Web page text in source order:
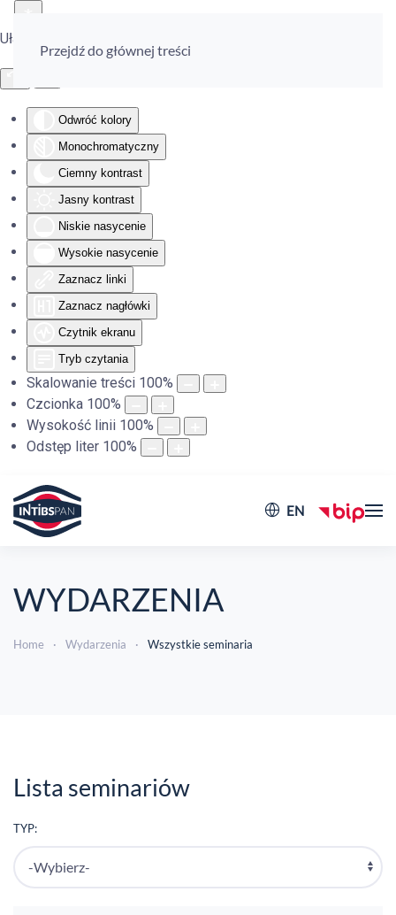
Ułatwienia dostępu
Odwróć kolory
Monochromatyczny
Ciemny kontrast
Jasny kontrast
Niskie nasycenie
Wysokie nasycenie
Zaznacz linki
Zaznacz nagłówki
Czytnik ekranu
Tryb czytania
Skalowanie treści 100%
Czcionka 100%
Wysokość linii 100%
Odstęp liter 100%
Przejdź do głównej treści
EN
WYDARZENIA
Home Wydarzenia Wszystkie seminaria
Lista seminariów
TYP: